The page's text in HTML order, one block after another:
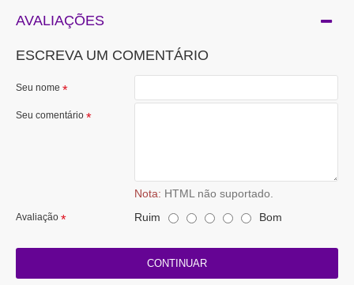
AVALIAÇÕES
ESCREVA UM COMENTÁRIO
Seu nome
Seu comentário
Nota: HTML não suportado.
Avaliação Ruim Bom
CONTINUAR